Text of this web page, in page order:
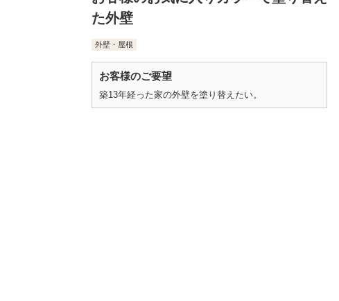
た外壁
外壁・屋根
お客様のご要望
築13年経った家の外壁を塗り替えたい。